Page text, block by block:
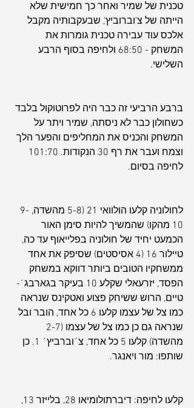
טכנית של שמיר ואחר כך חמישית שלא
הייתה של צ'וברוביץ', שבעקבותיה מקבל
אלכס עוד עבירה טכנית גומרות את
המשחק - 68:50 ולחיפה בסוף הרבע
השלישי.
ברבע הרביעי זה כבר היה לפרוטוקול בלבד
כשחולון כבר לא ניסתה, שמיר ויתר על
המשחק והכניס את המחליפים והפער הלך
לחיפה בסיום.
לחולוניה קלעו הולוואי 21 (5-8 מהשדה, 9-
10 מהקו) שהמשיך להיות סימן האור
הכמעט יחיד של חולוניה בפלייאוף עד כה,
טיילור 16 (4 אסיסטים) שסיפק את אחד
ממשחקיו הטובים ביותר דווקא במשחק
הפסד, יזרעאלי שקלע 10 בעיקר בגארבג´-
טיים, הרוש ששיחק פצוע ואטקינס שנראה
כמו צל של עצמו קלעו 6 כל אחד, הובר ובל
מהשדה) קלעו 5 כל אחד, צ´וברביץ´ 1. כן
שותפו: מור ויאנגר.
קלעו לחיפה: דיברתולומיאו 28, בלייזר 13,